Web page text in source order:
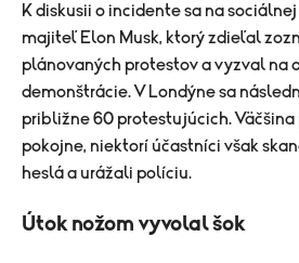
K diskusii o incidente sa na
majiteľ Elon Musk, ktorý zdieľal
plánovaných protestov a vyzval na
demonštrácie. V Londýne sa
približne 60 protestujúcich.
pokojne, niektorí účastníci však
heslá a urážali políciu.
Útok nožom vyvolal šok